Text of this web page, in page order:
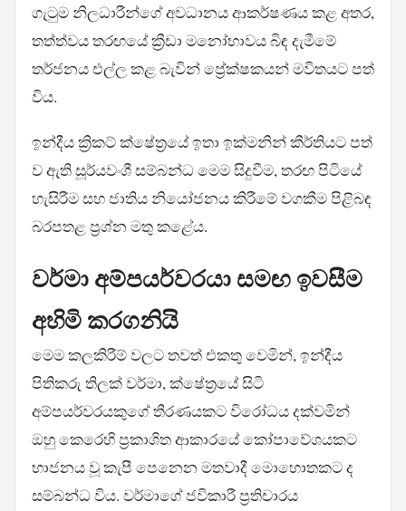
ගැටුම නිලධාරීන්ගේ අවධානය ආකර්ෂණය කළ අතර,
තත්ත්වය තරඟයේ ක්‍රීඩා මනෝභාවය බිඳ දැමීමේ
තර්ජනය එල්ල කළ බැවින් ප්‍රේක්ෂකයන් මවිතයට පත්
විය.
ඉන්දීය ක්‍රිකට් ක්ෂේත්‍රයේ ඉතා ඉක්මනින් කීර්තියට පත්
ව ඇති සූර්යවංශී සම්බන්ධ මෙම සිදුවීම, තරඟ පිටියේ
හැසිරීම සහ ජාතිය නියෝජනය කිරීමේ වගකීම පිළිබඳ
බරපතළ ප්‍රශ්න මතු කළේය.
වර්මා අම්පයර්වරයා සමඟ ඉවසීම
අහිමි කරගනියි
මෙම කලකිරීම් වලට තවත් එකතු වෙමින්, ඉන්දීය
පිතිකරු තිලක් වර්මා, ක්ෂේත්‍රයේ සිටි
අම්පයර්වරයකුගේ තීරණයකට විරෝධය දක්වමින්
ඔහු කෙරෙහි ප්‍රකාශිත ආකාරයේ කෝපාවේශයකට
භාජනය වූ කැපී පෙනෙන මතවාදී මොහොතකට ද
සම්බන්ධ විය. වර්මාගේ ජවිකාරී ප්‍රතිචාරය